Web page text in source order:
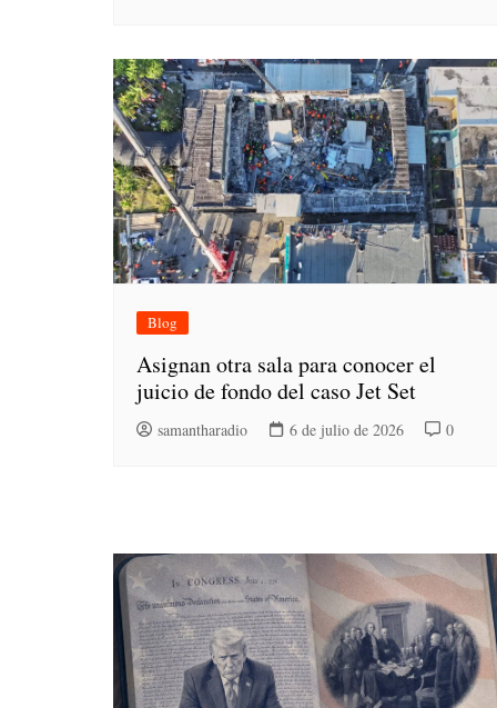
Blog
Asignan otra sala para conocer el
juicio de fondo del caso Jet Set
samantharadio 6 de julio de 2026 0